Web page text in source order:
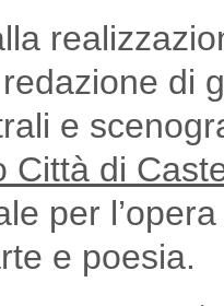
di
e
Città di
per
e poesia.